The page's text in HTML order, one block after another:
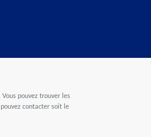
pouvez trouver les
contacter soit le